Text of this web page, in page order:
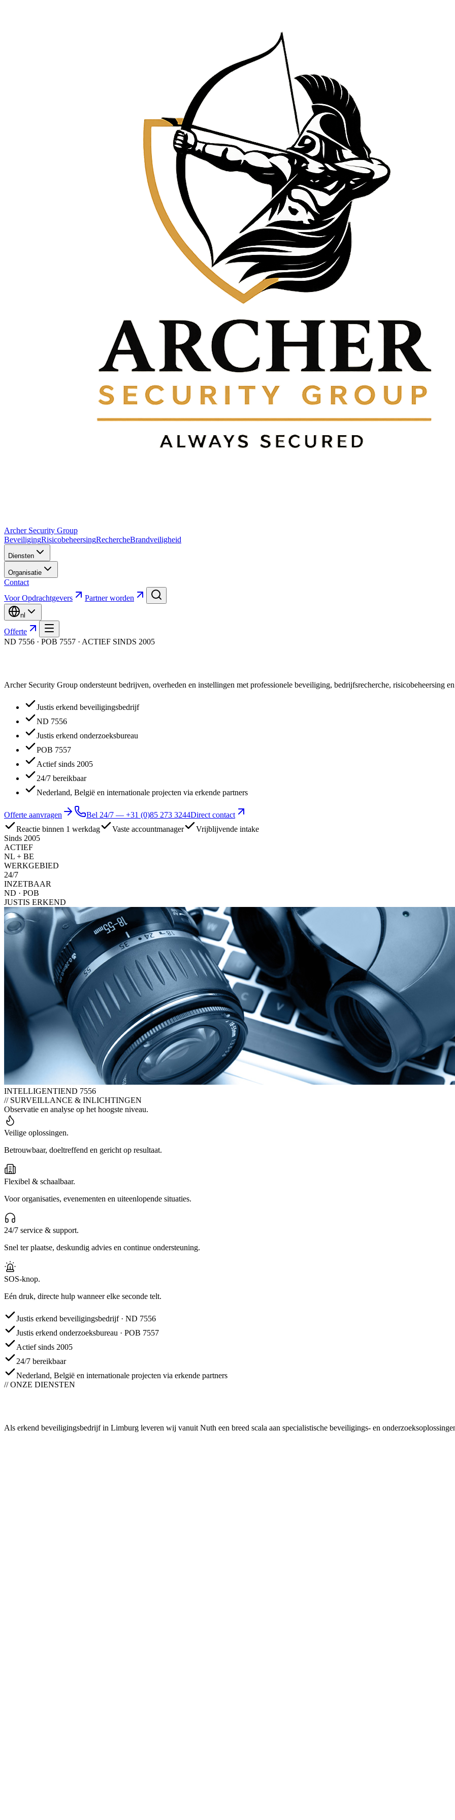
Archer Security Group
BeveiligingRisicobeheersingRechercheBrandveiligheid
Diensten
Organisatie
Contact
Voor Opdrachtgevers
Partner worden
nl
Offerte
ND 7556 · POB 7557 · ACTIEF SINDS 2005
Archer Security Group ondersteunt bedrijven, overheden en instellingen met professionele beveiliging, bedrijfsrecherche, risicobeheersing
Justis erkend beveiligingsbedrijf
ND 7556
Justis erkend onderzoeksbureau
POB 7557
Actief sinds 2005
24/7 bereikbaar
Nederland, België en internationale projecten via erkende partners
Offerte aanvragen Bel 24/7 — +31 (0)85 273 3244Direct contact
Reactie binnen 1 werkdag
Vaste accountmanager
Vrijblijvende intake
Sinds 2005
ACTIEF
NL + BE
WERKGEBIED
24/7
INZETBAAR
ND · POB
JUSTIS ERKEND
INTELLIGENTIEND 7556
// SURVEILLANCE & INLICHTINGEN
Observatie en analyse op het hoogste niveau.
Veilige oplossingen.
Betrouwbaar, doeltreffend en gericht op resultaat.
Flexibel & schaalbaar.
Voor organisaties, evenementen en uiteenlopende situaties.
24/7 service & support.
Snel ter plaatse, deskundig advies en continue ondersteuning.
SOS-knop.
Eén druk, directe hulp wanneer elke seconde telt.
Justis erkend beveiligingsbedrijf · ND 7556
Justis erkend onderzoeksbureau · POB 7557
Actief sinds 2005
24/7 bereikbaar
Nederland, België en internationale projecten via erkende partners
// ONZE DIENSTEN
Als erkend beveiligingsbedrijf in Limburg leveren wij vanuit Nuth een breed scala aan specialistische beveiligings- en